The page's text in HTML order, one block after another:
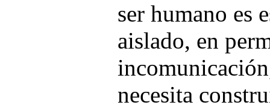
ser humano es
aislado, en
necesita